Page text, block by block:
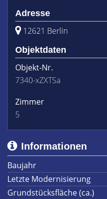
Adresse
12621 Berlin
Objektdaten
Objekt-Nr.
7340-xZXTSa
Zimmer
5
Informationen
Baujahr
Letzte Modernisierung
Grundstücksfläche (ca.)